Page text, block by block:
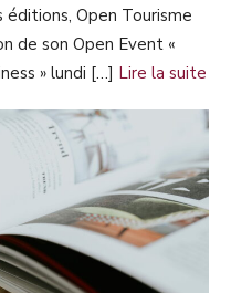
Open Tourisme
de son Open Event «
» lundi […] Lire la suite